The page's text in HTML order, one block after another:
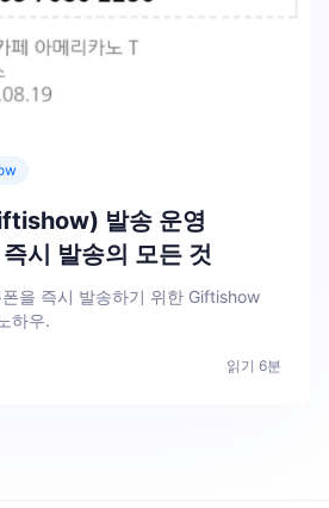
발송 운영
시 발송의 모든 것
을 즉시 발송하기 위한 Giftishow
하우.
읽기 6분